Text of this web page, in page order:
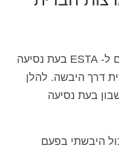
אזרחי מדינות VWP אינם זקוקים ל- ESTA בעת נסיעה
דרך היבשה. להלן
בעת נסיעה
היבשתי בפעם